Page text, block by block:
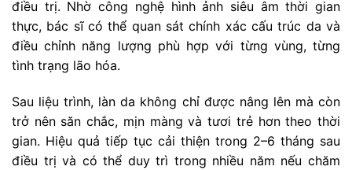
điều trị. Nhờ công nghệ hình ảnh siêu âm thời gian
thực, bác sĩ có thể quan sát chính xác cấu trúc da và
điều chỉnh năng lượng phù hợp với từng vùng, từng
tình trạng lão hóa.
Sau liệu trình, làn da không chỉ được nâng lên mà còn
trở nên săn chắc, mịn màng và tươi trẻ hơn theo thời
gian. Hiệu quả tiếp tục cải thiện trong 2–6 tháng sau
điều trị và có thể duy trì trong nhiều năm nếu chăm